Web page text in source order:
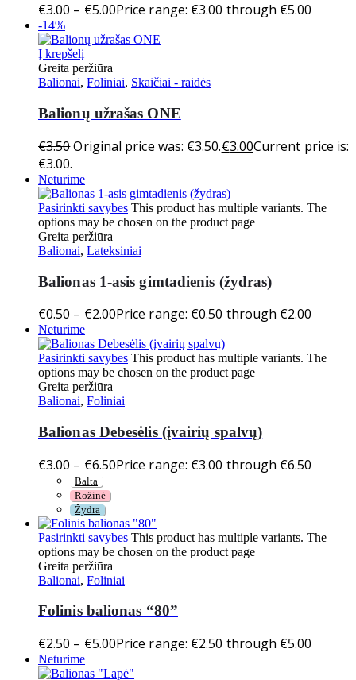
€3.00 – €5.00Price range: €3.00 through €5.00
-14%
Į krepšelį
Greita peržiūra
Balionai, Foliniai, Skaičiai - raidės
Balionų užrašas ONE
€3.50Original price was: €3.50.€3.00Current price is:
€3.00.
Neturime
Pasirinkti savybes This product has multiple variants. The
options may be chosen on the product page
Greita peržiūra
Balionai, Lateksiniai
Balionas 1-asis gimtadienis (žydras)
€0.50 – €2.00Price range: €0.50 through €2.00
Neturime
Pasirinkti savybes This product has multiple variants. The
options may be chosen on the product page
Greita peržiūra
Balionai, Foliniai
Balionas Debesėlis (įvairių spalvų)
€3.00 – €6.50Price range: €3.00 through €6.50
Balta
Rožinė
Žydra
Pasirinkti savybes This product has multiple variants. The
options may be chosen on the product page
Greita peržiūra
Balionai, Foliniai
Folinis balionas “80”
€2.50 – €5.00Price range: €2.50 through €5.00
Neturime